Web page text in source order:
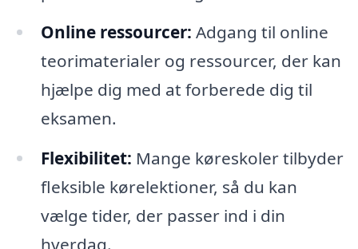
Online ressourcer: Adgang til online
teorimaterialer og ressourcer, der kan
hjælpe dig med at forberede dig til
eksamen.
Flexibilitet: Mange køreskoler tilbyder
fleksible kørelektioner, så du kan
vælge tider, der passer ind i din
hverdag.